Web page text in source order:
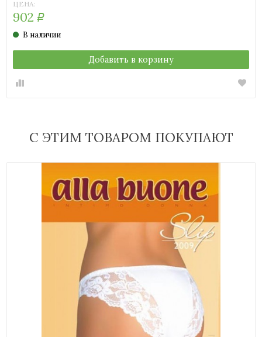
ЦЕНА:
902 Р
В наличии
Добавить в корзину
С ЭТИМ ТОВАРОМ ПОКУПАЮТ